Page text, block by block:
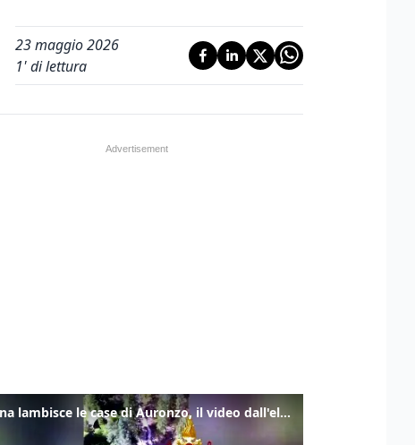
23 maggio 2026
1' di lettura
Frana lambisce le case di Auronzo, il video dall'elicottero dei vigili del fuoco